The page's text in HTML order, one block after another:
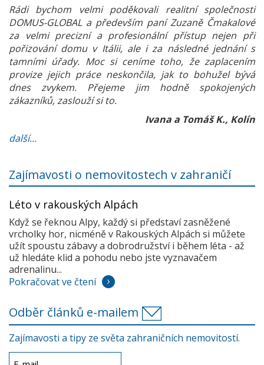
Rádi bychom velmi poděkovali realitní společnosti
DOMUS-GLOBAL a především paní Zuzaně Čmakalové
za velmi precizní a profesionální přístup nejen při
pořizování domu v Itálii, ale i za následné jednání s
tamními úřady. Moc si ceníme toho, že zaplacením
provize jejich práce neskončila, jak to bohužel bývá
dnes zvykem. Přejeme jim hodně spokojených
zákazníků, zaslouží si to.
Ivana a Tomáš K., Kolín
další...
Zajímavosti o nemovitostech v zahraničí
Léto v rakouských Alpách
Když se řeknou Alpy, každý si představí zasněžené
vrcholky hor, nicméně v Rakouských Alpách si můžete
užít spoustu zábavy a dobrodružství i během léta - až
už hledáte klid a pohodu nebo jste vyznavačem
adrenalinu...
Pokračovat ve čtení
Odběr článků e-mailem
Zajímavosti a tipy ze světa zahraničních nemovitostí.